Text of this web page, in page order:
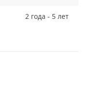
2 года - 5 лет